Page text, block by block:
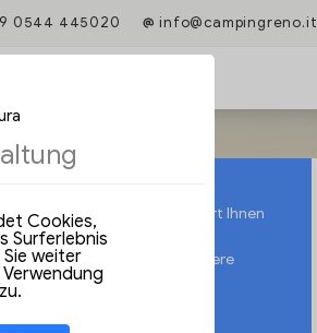
0544 445020 info@campingreno.it
und garantiert Ihnen
bei einer Buchung über unsere
Cookies,
Surferlebnis
Sie weiter